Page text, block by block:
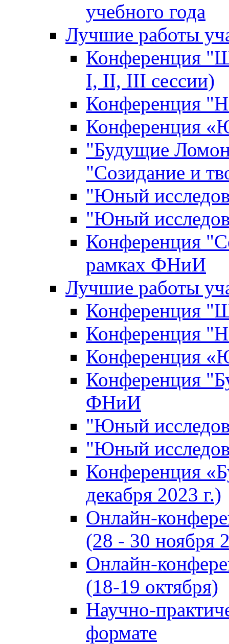
учебного года
Лучшие работы
Конференция
I, II, III сессии)
Конференция
Конференция
"Будущие
"Созидание и
"Юный
"Юный
Конференция
рамках ФНиИ
Лучшие работы
Конференция
Конференция
Конференция
Конференция
ФНиИ
"Юный
"Юный
Конференция
декабря 2023 г.)
Онлайн-
(28 - 30 ноября
Онлайн-
(18-19 октября)
Научно-
формате